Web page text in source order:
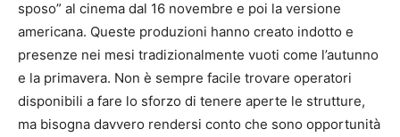
sposo” al cinema dal 16 novembre e poi la versione
americana. Queste produzioni hanno creato indotto e
presenze nei mesi tradizionalmente vuoti come l’autunno
e la primavera. Non è sempre facile trovare operatori
disponibili a fare lo sforzo di tenere aperte le strutture,
ma bisogna davvero rendersi conto che sono opportunità